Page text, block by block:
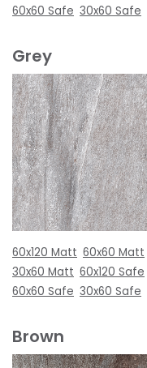
60x60 Safe 30x60 Safe
Grey
60x120 Matt 60x60 Matt
30x60 Matt 60x120 Safe
60x60 Safe 30x60 Safe
Brown